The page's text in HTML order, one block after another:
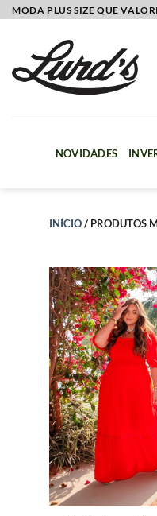
SkipMODA PLUS SIZE QUE
NOVIDADES
INÍCIO/ PRODUTOS